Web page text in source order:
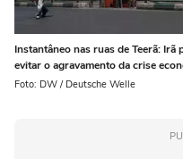
Instantâneo nas ruas de Teerã:
evitar o agravamento da crise
Foto: DW / Deutsche Welle